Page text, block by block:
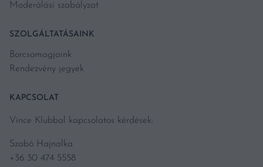
Moderálási szabályzat
SZOLGÁLTATÁSAINK
Borcsomagjaink
Rendezvény jegyek
KAPCSOLAT
Vince Klubbal kapcsolatos kérdések:
Szabó Hajnalka
+36 30 474 5558